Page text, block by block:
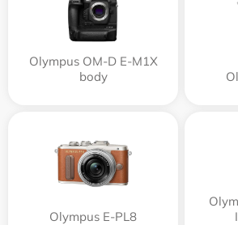
Olympus OM-D E-M1X
body
Olympus E-PL8